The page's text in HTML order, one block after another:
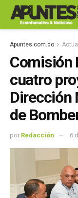
Apuntes.com.do
Comisión
cuatro
Dirección
de
por Redacción 6